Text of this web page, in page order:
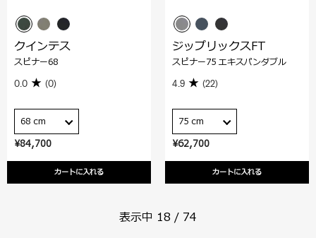
¥84,700
カートに入れる
クインテス
スピナー68
0.0 (0)
68 cm
¥62,700
カートに入れる
ジップリックスFT
スピナー75 エキスパンダブル
4.9 (22)
75 cm
表示中 18 / 74